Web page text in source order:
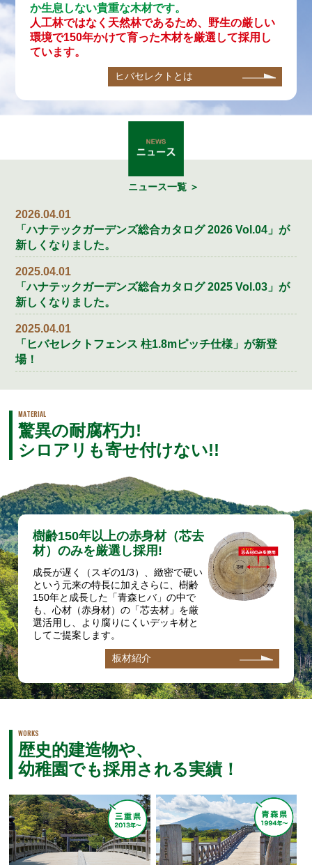
か生息しない貴重な木材です。
人工林ではなく天然林であるため、野生の厳しい
環境で150年かけて育った木材を厳選して採用し
ています。
ヒバセレクトとは
ニュース一覧 ＞
2026.04.01
「ハナテックガーデンズ総合カタログ 2026 Vol.04」が
新しくなりました。
2025.04.01
「ハナテックガーデンズ総合カタログ 2025 Vol.03」が
新しくなりました。
2025.04.01
「ヒバセレクトフェンス 柱1.8mピッチ仕様」が新登
場！
MATERIAL
驚異の耐腐朽力!
シロアリも寄せ付けない!!
樹齢150年以上の赤身材（芯去
材）のみを厳選し採用!
成長が遅く（スギの1/3）、緻密で硬い
という元来の特長に加えさらに、樹齢
150年と成長した「青森ヒバ」の中で
も、心材（赤身材）の「芯去材」を厳
選活用し、より腐りにくいデッキ材と
してご提案します。
板材紹介
WORKS
歴史的建造物や、
幼稚園でも採用される実績！